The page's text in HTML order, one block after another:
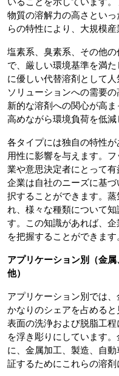
物質の溶解力の高さとい
らの特性により、大規模
塩素系、臭素系、その他
で、厳しい環境基準を満
に優しい代替溶剤として
ソリューションへの需要
新的な溶剤への関心が高
高めながら環境負荷を低減
各タイプには独自の特性
用性に影響を与えます。
業や意思決定者にとって有
企業は自社のニーズに基
択することができます。
れ、様々な種類について
す。この知識があれば、
を把握することができます
アプリケーション別（金
他）
アプリケーション別では
かなりのシェアを占める
表面の洗浄および脱脂工
を浮き彫りにしています
に、金属加工、製造、自
証するためにこれらの溶剤